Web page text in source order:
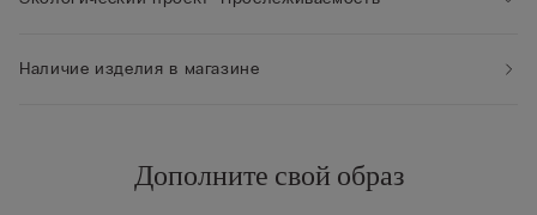
Наличие изделия в магазине
Дополните свой образ